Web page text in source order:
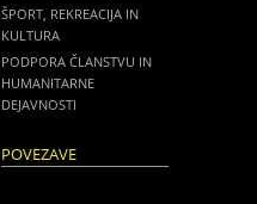
ŠPORT, REKREACIJA IN
KULTURA
PODPORA ČLANSTVU IN
HUMANITARNE
DEJAVNOSTI
POVEZAVE